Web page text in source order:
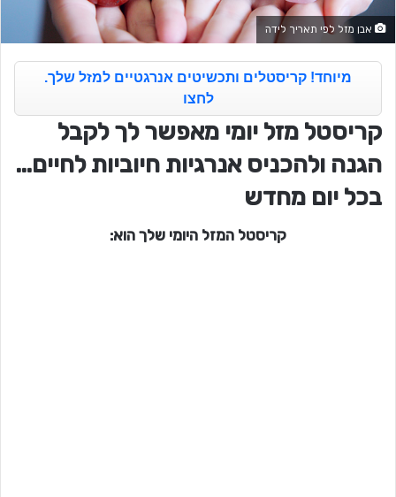
אבן מזל לפי תאריך לידה
מיוחד! קריסטלים ותכשיטים אנרגטיים למזל שלך.
לחצו
קריסטל מזל יומי מאפשר לך לקבל
הגנה ולהכניס אנרגיות חיוביות לחיים…
בכל יום מחדש
קריסטל המזל היומי שלך הוא: